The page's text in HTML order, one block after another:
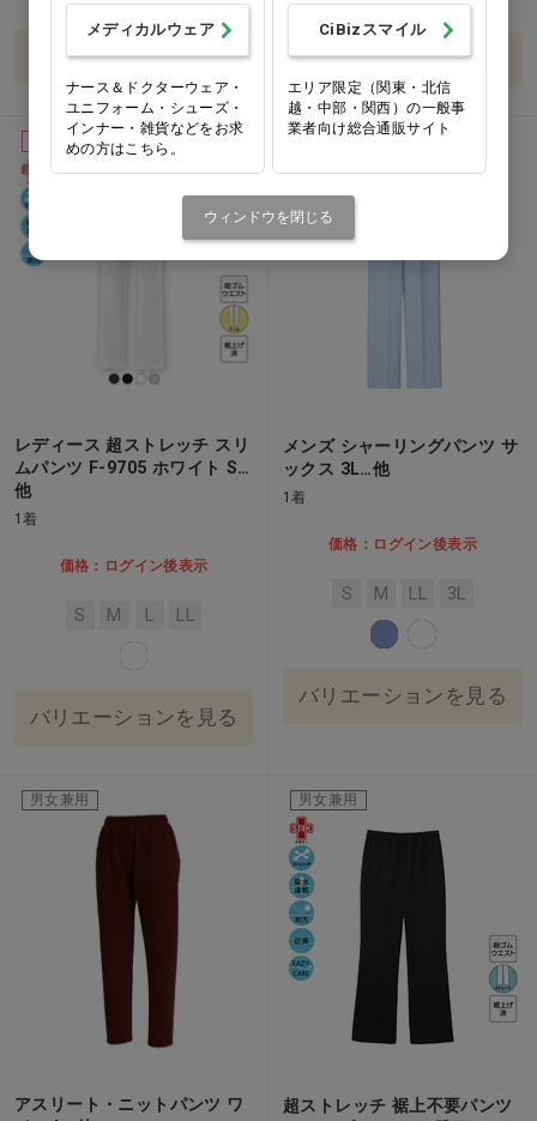
バリエーションを見る バリエーションを見る
女性用
レディース 超ストレッチ スリ
ムパンツ F-9705 ホワイト S…
他
1着
価格：ログイン後表示
S M
バリエーションを見る
男性用
メンズ シャーリングパンツ サ
ックス 3L…他
1着
価格：ログイン後表示
S M 3L
バリエーションを見る
男女兼用
アスリート・ニットパンツ ワ
男女兼用
超ストレッチ 裾上不要パンツ
メディカルウェア
ナース＆ドクターウェア・
ユニフォーム・シューズ・
インナー・雑貨などをお求
めの方はこちら。
CiBizスマイル
エリア限定（関東・北信
越・中部・関西）の一般事
業者向け総合通販サイト
ウィンドウを閉じる